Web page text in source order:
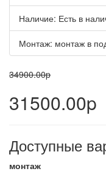
Наличие: Есть в
Монтаж: монтаж в
34900.00p
31500.00p
Доступные
монтаж